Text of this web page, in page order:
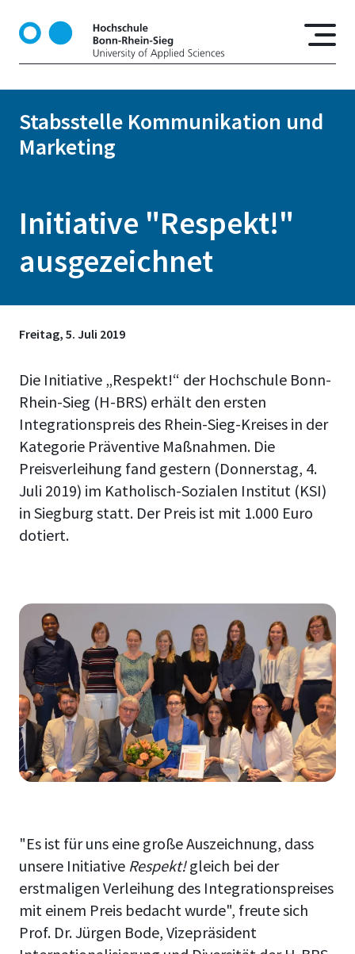
k
Stabsstelle Kommunikation und
Marketing
Initiative "Respekt!"
ausgezeichnet
Freitag, 5. Juli 2019
Die Initiative „Respekt!“ der Hochschule Bonn-
Rhein-Sieg (H-BRS) erhält den ersten
Integrationspreis des Rhein-Sieg-Kreises in der
Kategorie Präventive Maßnahmen. Die
Preisverleihung fand gestern (Donnerstag, 4.
Juli 2019) im Katholisch-Sozialen Institut (KSI)
in Siegburg statt. Der Preis ist mit 1.000 Euro
dotiert.
"Es ist für uns eine große Auszeichnung, dass
unsere Initiative Respekt!gleich bei der
erstmaligen Verleihung des Integrationspreises
mit einem Preis bedacht wurde", freute sich
Prof. Dr. Jürgen Bode, Vizepräsident